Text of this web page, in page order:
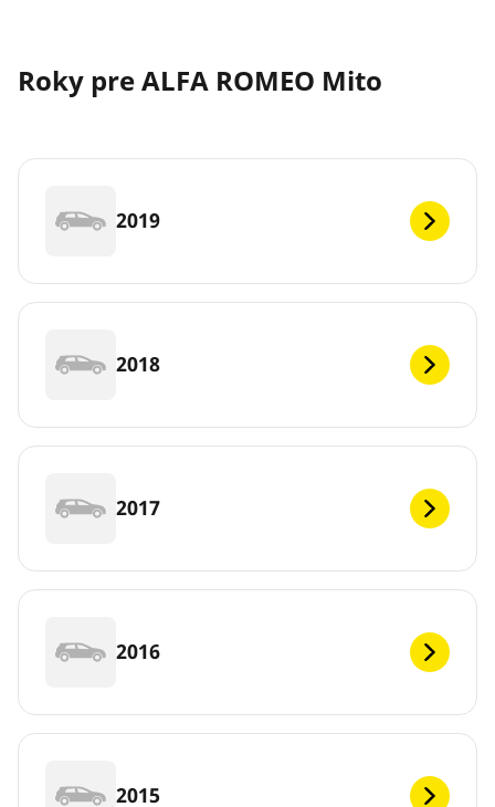
Roky pre ALFA ROMEO Mito
2019
2018
2017
2016
2015